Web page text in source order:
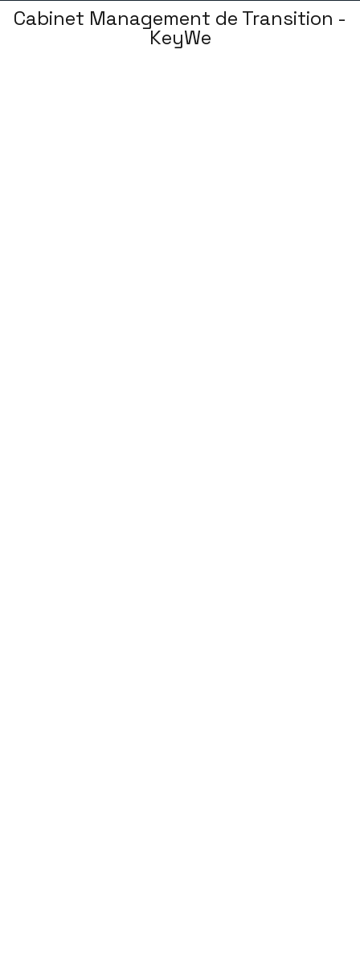
Cabinet Management de Transition -
KeyWe